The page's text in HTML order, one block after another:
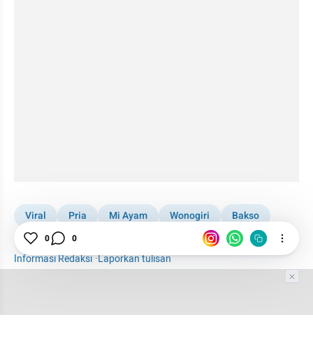
Viral Pria Mi Ayam Wonogiri
Bakso
Jogja
Informasi Redaksi·Laporkan tulisan
0 0